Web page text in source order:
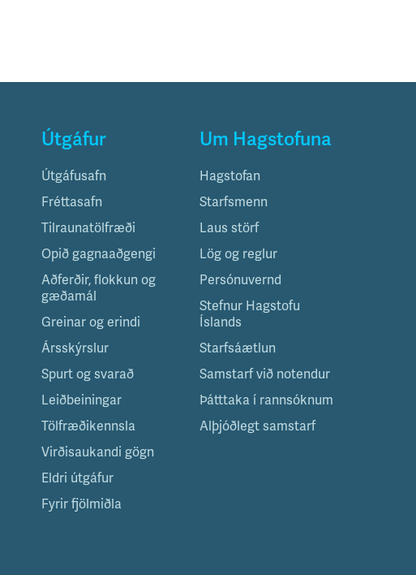
Útgáfur
Útgáfusafn
Fréttasafn
Tilraunatölfræði
Opið gagnaaðgengi
Aðferðir, flokkun og
gæðamál
Greinar og erindi
Ársskýrslur
Spurt og svarað
Leiðbeiningar
Tölfræðikennsla
Virðisaukandi gögn
Eldri útgáfur
Fyrir fjölmiðla
Um Hagstofuna
Hagstofan
Starfsmenn
Laus störf
Lög og reglur
Persónuvernd
Stefnur Hagstofu
Íslands
Starfsáætlun
Samstarf við notendur
Þátttaka í rannsóknum
Alþjóðlegt samstarf